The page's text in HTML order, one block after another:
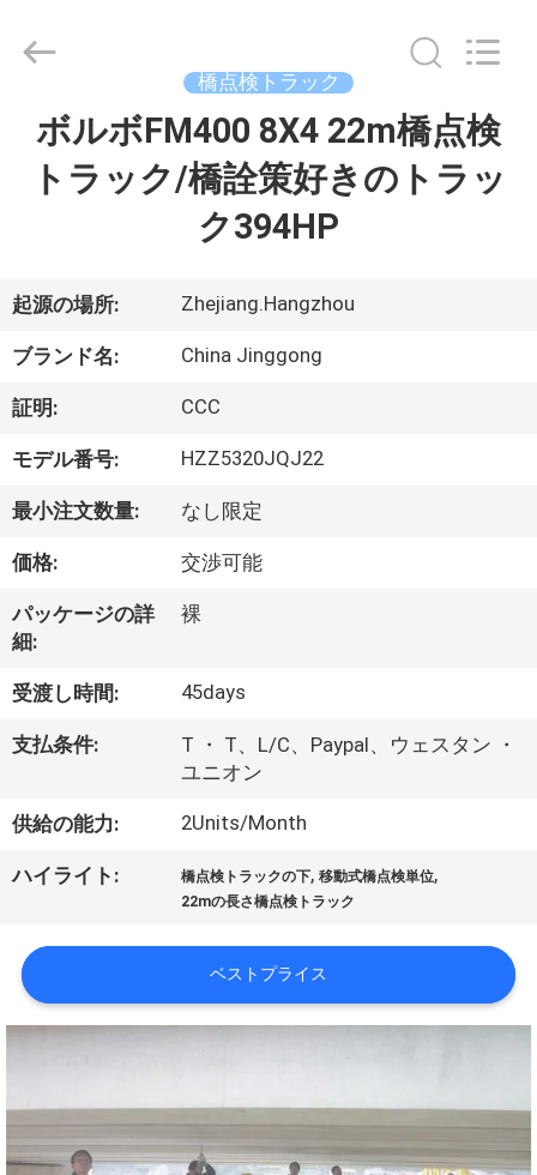
ダ
ク
ト
私
に
つ
い
て
工
場
行
品
管
2013
PURPOSE
VEHICLE
橋点検トラック
ボルボFM400 8X4 22m橋点検
トラック/橋詮策好きのトラッ
ク394HP
起源の場所: Zhejiang.Hangzhou
ブランド名: China Jinggong
証明: CCC
モデル番号: HZZ5320JQJ22
最小注文数量: なし限定
価格: 交渉可能
パッケージの詳
細:
裸
受渡し時間: 45days
支払条件:
T ・ T、L/C、Paypal、ウェスタン ・
ユニオン
供給の能力: 2Units/Month
ハイライト: 橋点検トラックの下,移動式橋点検単位,
22mの長さ橋点検トラック
ベストプライス